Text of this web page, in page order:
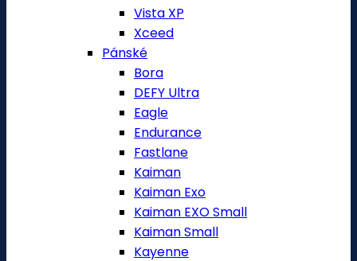
Vista XP
Xceed
Pánské
Bora
DEFY Ultra
Eagle
Endurance
Fastlane
Kaiman
Kaiman Exo
Kaiman EXO Small
Kaiman Small
Kayenne